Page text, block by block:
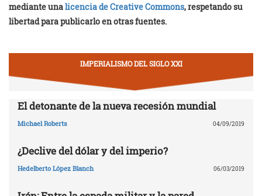
mediante unalicencia de Creative Commons, respetando su
libertad para publicarlo en otras fuentes.
IMPERIALISMO DEL SIGLO XXI
El detonante de la nueva recesión mundial
Michael Roberts 04/09/2019
¿Declive del dólar y del imperio?
Hedelberto López Blanch 06/03/2019